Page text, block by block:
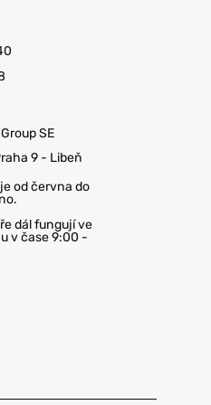
SE
9 - Libeň
od června do
dál fungují ve
v čase 9:00 -